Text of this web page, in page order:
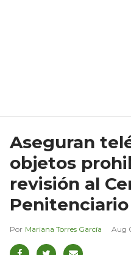
Aseguran
objetos
revisión al
Mariana Torres García Aug